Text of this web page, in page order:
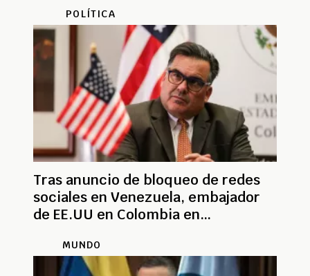
POLÍTICA
Tras anuncio de bloqueo de redes
sociales en Venezuela, embajador
de EE.UU en Colombia en
MUNDO